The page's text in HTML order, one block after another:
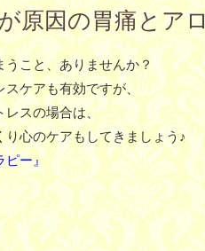
原因の胃痛とア
うこと、ありませんか？
スケアも有効ですが、
レスの場合は、
心のケアもしてきましょう♪
ピー』